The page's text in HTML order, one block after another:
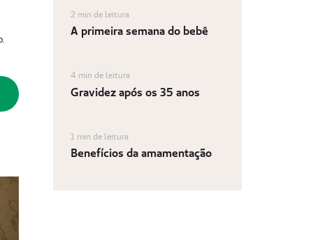
2 min de leitura
A primeira semana do bebê
4 min de leitura
Gravidez após os 35 anos
1 min de leitura
Benefícios da amamentação